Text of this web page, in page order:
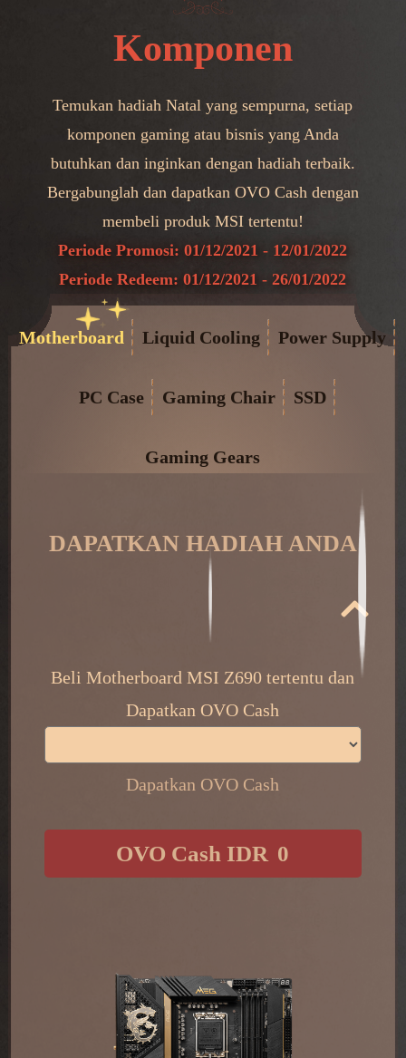
Komponen
Temukan hadiah Natal yang sempurna, setiap
komponen gaming atau bisnis yang Anda
butuhkan dan inginkan dengan hadiah terbaik.
Bergabunglah dan dapatkan OVO Cash dengan
membeli produk MSI tertentu!
Periode Promosi: 01/12/2021 - 12/01/2022
Periode Redeem: 01/12/2021 - 26/01/2022
Motherboard Liquid Cooling Power Supply
PC Case Gaming Chair SSD
Gaming Gears
DAPATKAN HADIAH ANDA
Beli Motherboard MSI Z690 tertentu dan
Dapatkan OVO Cash
Dapatkan OVO Cash
OVO Cash IDR 0